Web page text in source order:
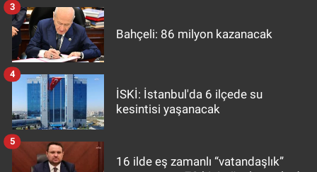
Bahçeli: 86 milyon kazanacak
3
İSKİ: İstanbul'da 6 ilçede su
kesintisi yaşanacak
4
16 ilde eş zamanlı “vatandaşlık”
5